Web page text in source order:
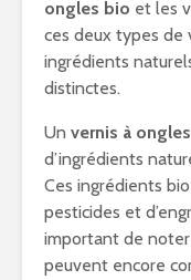
ongles bio et les
ces deux types de
ingrédients
distinctes.
Un vernis à
d’ingrédients
Ces ingrédients
pesticides et
important de noter
peuvent encore